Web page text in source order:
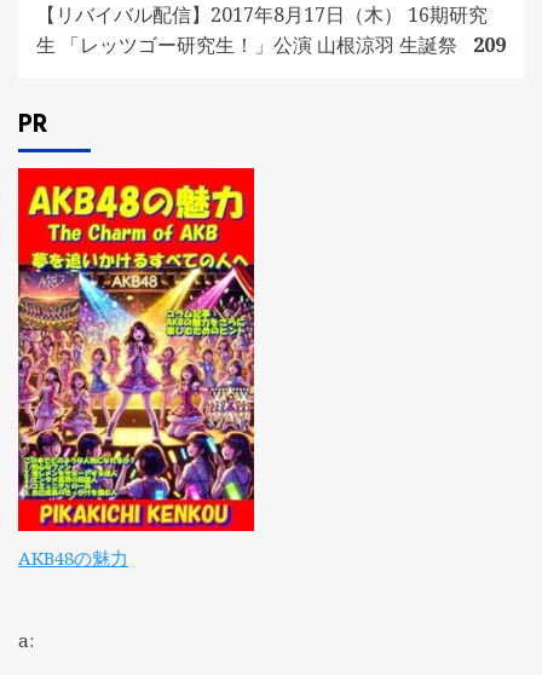
【リバイバル配信】2017年8月17日（木） 16期研究
生 「レッツゴー研究生！」公演 山根涼羽 生誕祭
209
PR
AKB48の魅力
a: